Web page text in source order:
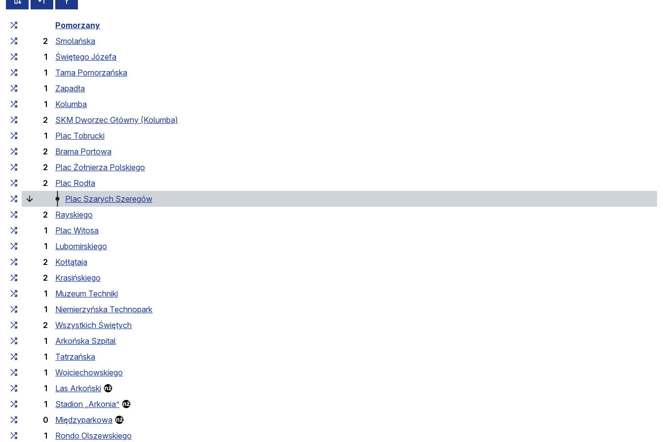
Czas przejazdu narastająco
Pomorzany
2
Smolańska
1
Świętego Józefa
1
Tama Pomorzańska
1
Zapadła
1
Kolumba
2
SKM Dworzec Główny (Kolumba)
1
Plac Tobrucki
2
Brama Portowa
2
Plac Żołnierza Polskiego
2
Plac Rodła
Plac Szarych Szeregów(bieżący przystanek)
2
Rayskiego
1
Plac Witosa
1
Lubomirskiego
2
Kołłątaja
2
Krasińskiego
1
Muzeum Techniki
1
Niemierzyńska Technopark
2
Wszystkich Świętych
1
Arkońska Szpital
1
Tatrzańska
1
Wojciechowskiego
1
Las Arkoński
1
Stadion „Arkonia”
0
Międzyparkowa
1
Rondo Olszewskiego